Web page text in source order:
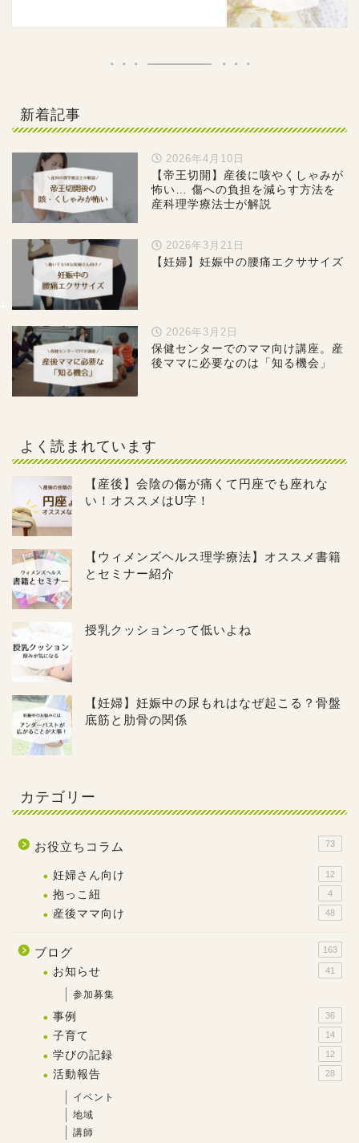
新着記事
2026年4月10日
【帝王切開】産後に咳やくしゃみが
怖い… 傷への負担を減らす方法を
産科理学療法士が解説
2026年3月21日
【妊婦】妊娠中の腰痛エクササイズ
2026年3月2日
保健センターでのママ向け講座。産
後ママに必要なのは「知る機会」
よく読まれています
【産後】会陰の傷が痛くて円座でも座れな
い！オススメはU字！
【ウィメンズヘルス理学療法】オススメ書籍
とセミナー紹介
授乳クッションって低いよね
【妊婦】妊娠中の尿もれはなぜ起こる？骨盤
底筋と肋骨の関係
カテゴリー
お役立ちコラム 73
妊婦さん向け 12
抱っこ紐 4
産後ママ向け 48
ブログ 163
お知らせ 41
参加募集
事例 36
子育て 14
学びの記録 12
活動報告 28
イベント
地域
講師